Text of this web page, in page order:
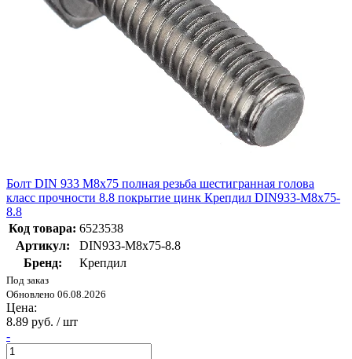
Болт DIN 933 М8х75 полная резьба шестигранная голова
класс прочности 8.8 покрытие цинк Крепдил DIN933-М8х75-
8.8
Код товара: 6523538
Артикул:
DIN933-М8х75-8.8
Бренд:
Крепдил
Под заказ
Обновлено 06.08.2026
Цена:
8.89 руб. / шт
-